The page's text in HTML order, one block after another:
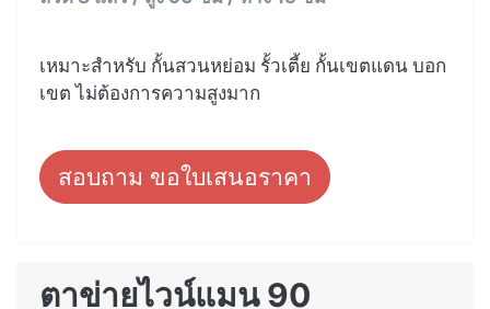
เหมาะสำหรับ กั้นสวนหย่อม รั้วเตี้ย กั้นเขตแดน บอก
เขต ไม่ต้องการความสูงมาก
สอบถาม ขอใบเสนอราคา
ตาข่ายไวน์แมน 90